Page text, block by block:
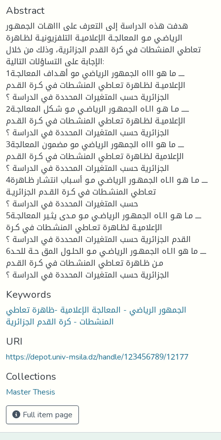
Abstract
هدفت هذه الدراسة إلى التعرف على اااهـات الجمهـور
الرياضـي مـو المعالجـة الإعلاميـة التلفزيونيـة لظـاهرة
تعاطي المنشطات في كرة القدم الجزائرية، وذلك من خلال
الإجابة على التساؤلات التالية:
1ــــ ما هو اااه الجمهور الرياضي مو أهـداف المعالجـة
الإعلاميـة لظـاهرة تعـاطي المنشـطات في كـرة القـدم
الجزائرية حسب المتغيرات المحددة في الدراسة ؟
2ـــــ مـا هـو ااـاه الجمهـور الرياضـي مـو شـكل المعالجـة
الإعلاميـة لظـاهرة تعـاطي المنشـطات في كـرة القـدم
الجزائرية حسب المتغيرات المحددة في الدراسة ؟
3ــــ ما هو اااه الجمهور الرياضي مو مضمون المعالجة
الإعلامية لظـاهرة تعـاطي المنشـطات في كـرة القـدم
الجزائرية حسب المتغيرات المحددة في الدراسة ؟
4ــــ مـا هـو ااـاه الجمهـور الرياضـي مـو أسـباب انتشـار ظـاهرة
تعـاطي المنشـطات في كـرة القـدم الجزائريـة
حسب المتغيرات المحددة في الدراسة ؟
5ــــ مـا هـو ااـاه الجمهـور الرياضـي مـو مـدى يثـير المعالجـة
الإعلاميـة لظـاهرة تعـاطي المنشـطات في كـرة
القدم الجزائرية حسب المتغيرات المحددة في الدراسة ؟
6ــــ ما هو ااـاه الجمهـور الرياضـي مـو الحلـول المق حـة للحـد
مـن ظـاهرة تعـاطي المنشـطات في كـرة القـدم
الجزائرية حسب المتغيرات المحددة في الدراسة ؟
Keywords
الجمهور الرياضي - المعالجة الإعلامية -ظاهرة تعاطي
المنشطات - كرة القدم الجزائرية
URI
https://depot.univ-msila.dz/handle/123456789/12177
Collections
Master Thesis
Full item page